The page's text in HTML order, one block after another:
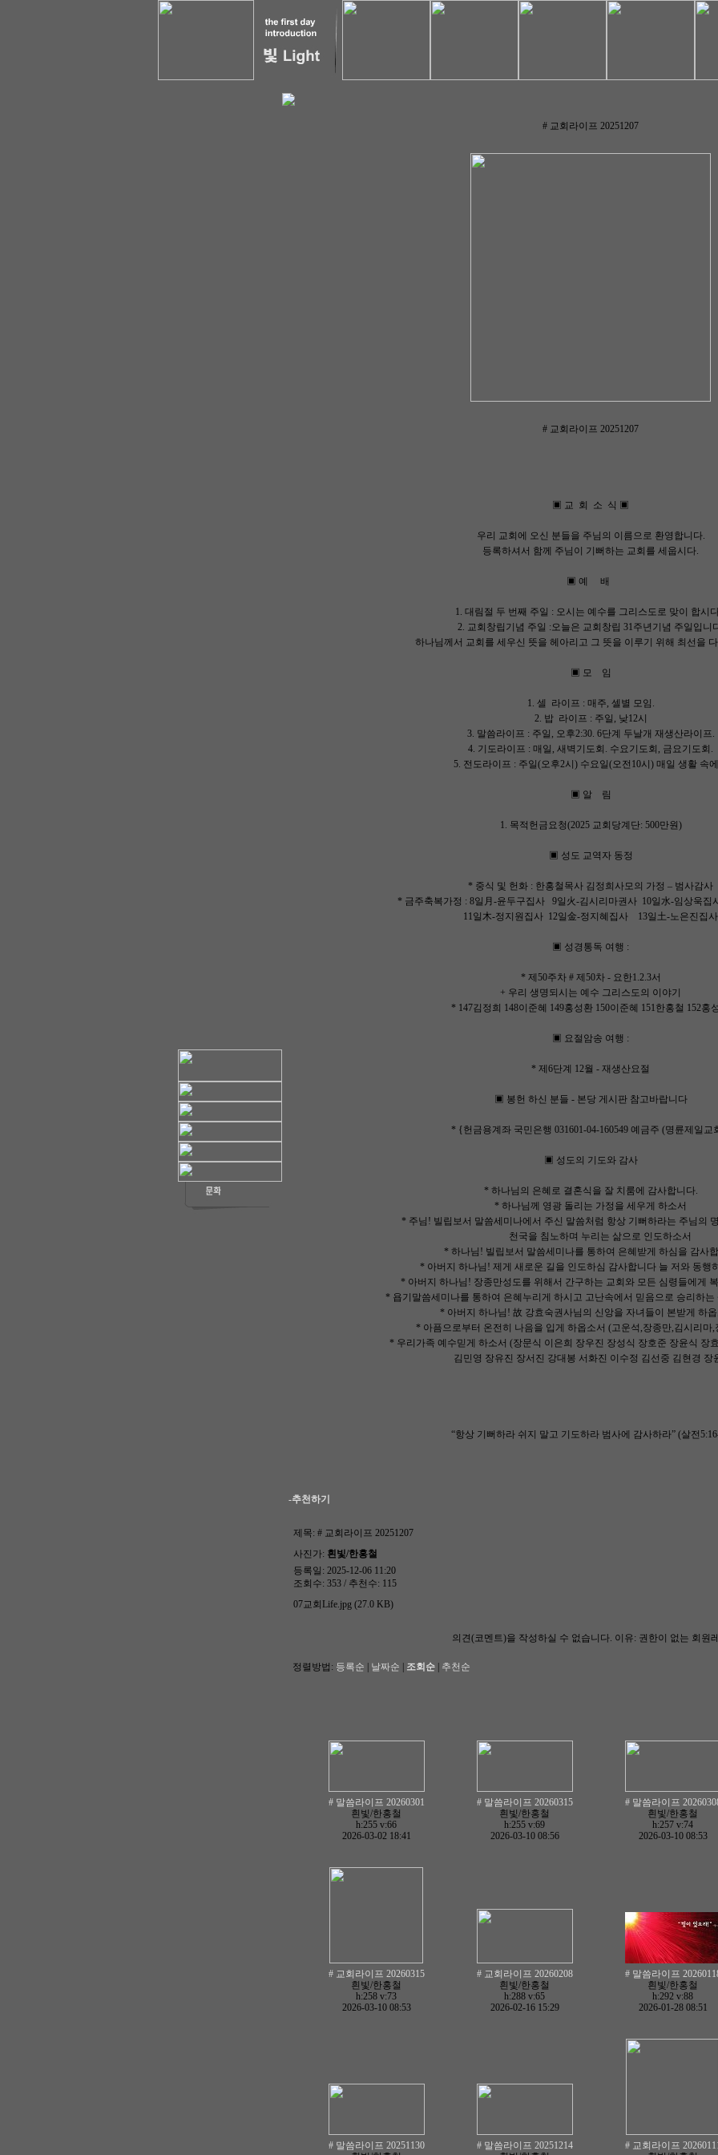
# 교회라이프 20251207
# 교회라이프 20251207
▣ 교 회 소 식 ▣
우리 교회에 오신 분들을 주님의 이름으로 환영합니다.
등록하셔서 함께 주님이 기뻐하는 교회를 세웁시다.
▣ 예 배
1. 대림절 두 번째 주일 : 오시는 예수를 그리스도로 맞이 합시
2. 교회창립기념 주일 :오늘은 교회창립 31주년기념 주일입니
하나님께서 교회를 세우신 뜻을 헤아리고 그 뜻을 이루기 위해 최선을
▣ 모 임
1. 셀 라이프 : 매주, 셀별 모임.
2. 밥 라이프 : 주일, 낮12시
3. 말씀라이프 : 주일, 오후2:30. 6단계 두날개 재생산라이프.
4. 기도라이프 : 매일, 새벽기도회. 수요기도회, 금요기도회.
5. 전도라이프 : 주일(오후2시) 수요일(오전10시) 매일 생활 속
▣ 알 림
1. 목적헌금요청(2025 교회당계단: 500만원)
▣ 성도 교역자 동정
* 중식 및 헌화 : 한홍철목사 김정희사모의 가정 – 범사감사
* 금주축복가정 : 8일月-윤두구집사 9일火-김시리마권사 10일
11일木-정지원집사 12일金-정지혜집사 13일土-노은진집사
▣ 성경통독 여행 :
* 제50주차 # 제50차 - 요한1.2.3서
+ 우리 생명되시는 예수 그리스도의 이야기
* 147김정희 148이준혜 149홍성환 150이준혜 151한홍철 152홍
▣ 요절암송 여행 :
* 제6단계 12월 - 재생산요절
▣ 봉헌 하신 분들 - 본당 게시판 참고바랍니다
* {헌금용계좌 국민은행 031601-04-160549 예금주 (명륜제일교
▣ 성도의 기도와 감사
* 하나님의 은혜로 결혼식을 잘 치룸에 감사합니다.
* 하나님께 영광 돌리는 가정을 세우게 하소서
* 주님! 빌립보서 말씀세미나에서 주신 말씀처럼 항상 기뻐하라는 주님의
천국을 침노하며 누리는 삶으로 인도하소서
* 하나님! 빌립보서 말씀세미나를 통하여 은혜받게 하심을 감사
* 아버지 하나님! 제게 새로운 길을 인도하심 감사합니다 늘 저와 동행
* 아버지 하나님! 장종만성도를 위해서 간구하는 교회와 모든 심령들에게
* 욥기말씀세미나를 통하여 은혜누리게 하시고 고난속에서 믿음으로 승리하는
* 아버지 하나님! 故 강효숙권사님의 신앙을 자녀들이 본받게 하
* 아픔으로부터 온전히 나음을 입게 하옵소서 (고운석,장종만,김시리마,
* 우리가족 예수믿게 하소서 (장문식 이은희 장우진 장성식 장호준 장윤식 장
김민영 장유진 장서진 강대봉 서화진 이수정 김선중 김현경 장
“항상 기뻐하라 쉬지 말고 기도하라 범사에 감사하라” (살전
-추천하기
제목: # 교회라이프 20251207
사진가: 흰빛/한홍철
등록일: 2025-12-06 11:20
조회수: 353 / 추천수: 115
07교회Life.jpg (27.0 KB)
의견(코멘트)을 작성하실 수 없습니다. 이유: 권한이 없는 회원
정렬방법: 등록순 날짜순 조회순 추천순
# 말씀라이프 20260301
흰빛/한홍철
h:255 v:66
2026-03-02 18:41
# 말씀라이프 20260315
흰빛/한홍철
h:255 v:69
2026-03-10 08:56
# 말씀라이프
흰빛/한홍철
h:257 v:74
2026-03-10 08:53
# 교회라이프 20260315
흰빛/한홍철
h:258 v:73
2026-03-10 08:53
# 교회라이프 20260208
흰빛/한홍철
h:288 v:65
2026-02-16 15:29
# 말씀라이프
흰빛/한홍철
h:292 v:88
2026-01-28 08:51
# 말씀라이프 20251130
# 말씀라이프 20251214
# 교회라이프